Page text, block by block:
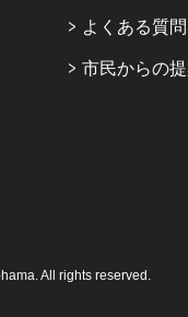
よくある質問
市民からの
All rights reserved.